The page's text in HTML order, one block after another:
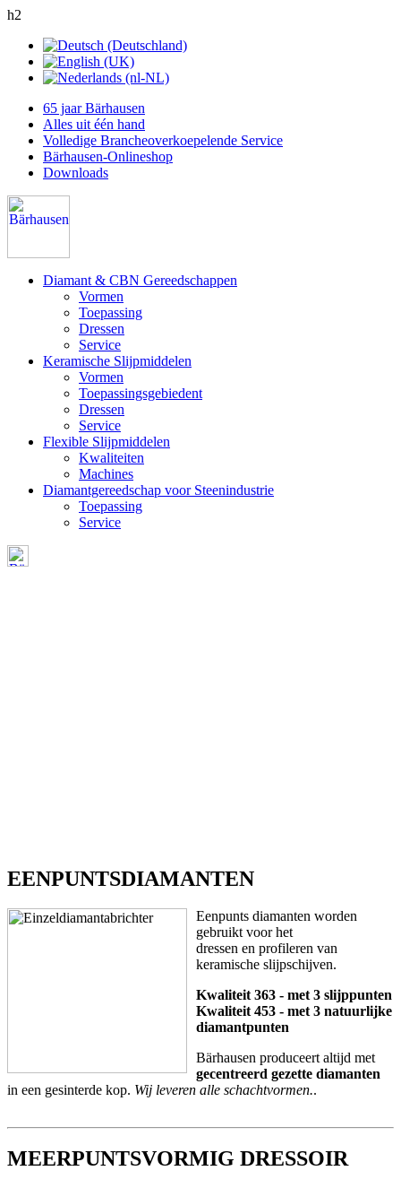
h2
65 jaar Bärhausen
Alles uit één hand
Volledige Brancheoverkoepelende Service
Bärhausen-Onlineshop
Downloads
Diamant & CBN Gereedschappen
Vormen
Toepassing
Dressen
Service
Keramische Slijpmiddelen
Vormen
Toepassingsgebiedent
Dressen
Service
Flexible Slijpmiddelen
Kwaliteiten
Machines
Diamantgereedschap voor Steenindustrie
Toepassing
Service
EENPUNTSDIAMANTEN
Eenpunts diamanten worden
gebruikt voor het
dressen en profileren van
keramische slijpschijven.
Kwaliteit 363 - met 3 slijppunten
Kwaliteit 453 - met 3 natuurlijke
diamantpunten
Bärhausen produceert altijd met
gecentreerd gezette diamanten
in een gesinterde kop. Wij leveren alle schachtvormen..
MEERPUNTSVORMIG DRESSOIR